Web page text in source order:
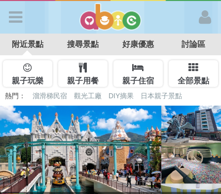
APP登入
首 頁
搜尋景點
好康優惠
最新消息
附近景點 搜尋景點 好康優惠 討論區
親子玩樂 親子用餐 親子住宿 全部景點
熱門： 溜滑梯民宿 觀光工廠 DIY摘果
日本親子景點
特色遊戲場
親子住房優惠 台北親子餐廳 溫泉泡湯SPA